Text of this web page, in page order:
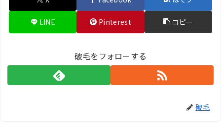
LINE Pinterest コピー
破毛をフォローする
破毛